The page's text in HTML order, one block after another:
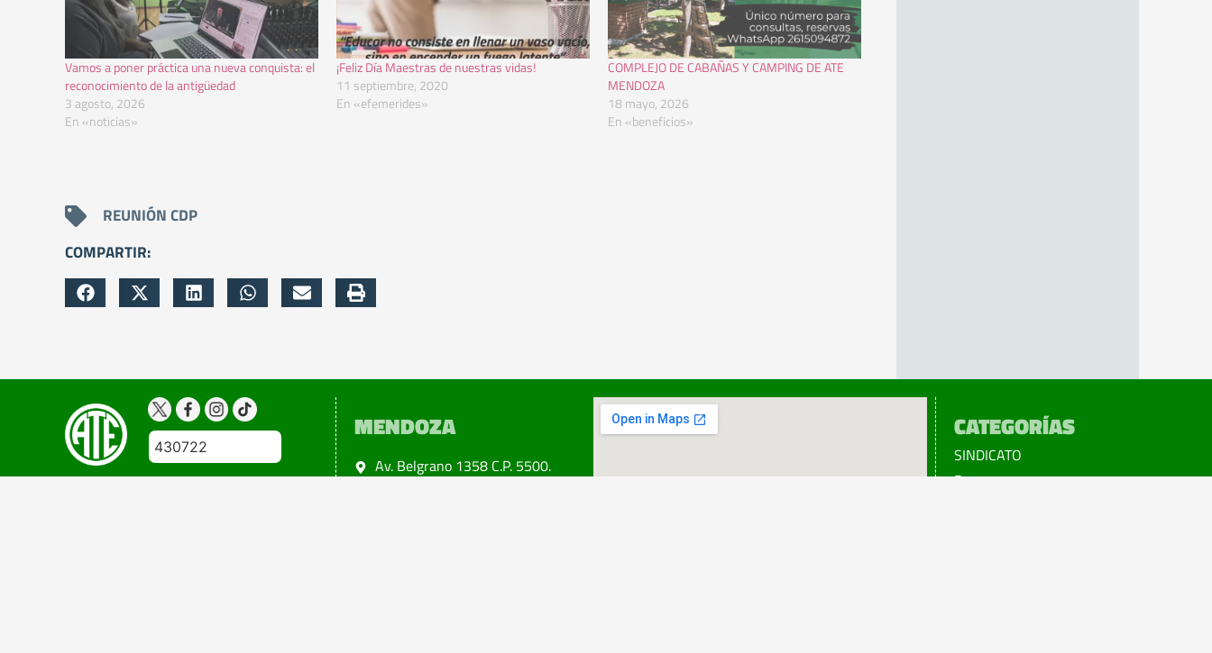
Vamos a poner práctica una nueva conquista: el
reconocimiento de la antigüedad
3 agosto, 2026
En «noticias»
¡Feliz Día Maestras de nuestras vidas!
11 septiembre, 2020
En «efemerides»
COMPLEJO DE CABAÑAS Y CAMPING DE ATE
MENDOZA
18 mayo, 2026
En «beneficios»
REUNIÓN CDP
COMPARTIR:
430722
MENDOZA
Av. Belgrano 1358 C.P. 5500.
CATEGORÍAS
SINDICATO
Prensa